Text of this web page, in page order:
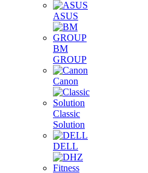
ASUS
BM
GROUP
Canon
Classic
Solution
DELL